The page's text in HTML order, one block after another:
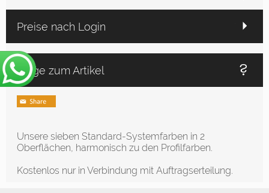
Preise nach Login
Frage zum Artikel
Unsere sieben Standard-Systemfarben in 2
Oberflächen, harmonisch zu den Profilfarben.
Kostenlos nur in Verbindung mit Auftragserteilung.